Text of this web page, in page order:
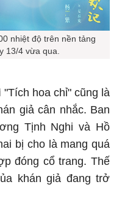
nhiệt độ trên nền tảng
13/4 vừa qua.
hoa chỉ" cũng là
giả cân nhắc. Ban
Tịnh Nghi và Hồ
bị cho là mang quá
đóng cổ trang. Thế
khán giả đang trở